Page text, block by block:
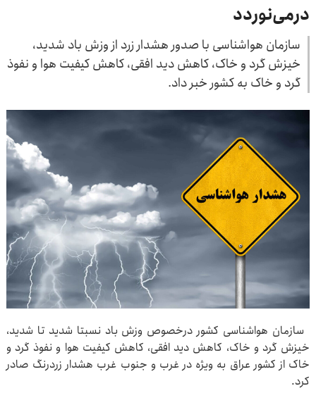
درمی‌نوردد
سازمان هواشناسی با صدور هشدار زرد از وزش باد شدید،
خیزش گرد و خاک، کاهش دید افقی، کاهش کیفیت هوا و نفوذ
گرد و خاک به کشور خبر داد.
سازمان هواشناسی کشور درخصوص وزش باد نسبتا شدید تا شدید،
خیزش گرد و خاک، کاهش دید افقی، کاهش کیفیت هوا و نفوذ گرد و
خاک از کشور عراق به ویژه در غرب و جنوب غرب هشدار زردرنگ صادر
کرد.